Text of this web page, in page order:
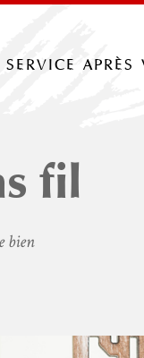
service après
fil
bien